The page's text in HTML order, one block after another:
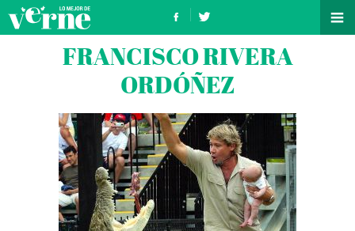
FRANCISCO RIVERA
ORDÓÑEZ